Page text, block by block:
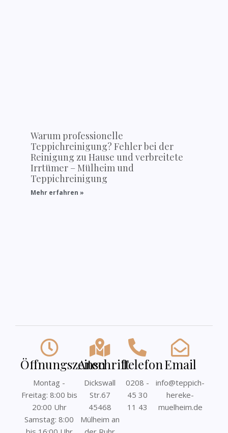
Warum professionelle
Teppichreinigung? Fehler bei der
Reinigung zu Hause und verbreitete
Irrtümer – Mülheim und
Teppichreinigung
Mehr erfahren »
Öffnungszeiten
Montag -
Freitag: 8:00 bis
20:00 Uhr
Samstag: 8:00
Anschrift
Dickswall
Str.67
45468
Mülheim an
Telefon
0208 -
45 30
11 43
Email
info@teppich-
hereke-
muelheim.de